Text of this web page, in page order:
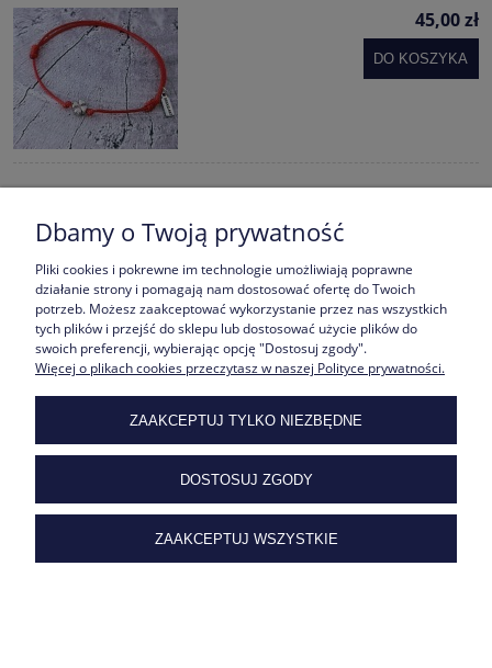
45,00 zł
DO KOSZYKA
Bransoletka Sznurkowa z Zawieszką KONICZYNKA na Szczęście
STAL Szlachetna
35,00 zł
Stalowa Bransoletka Linia Życia z Kuleczkami na Sznurku / 20
Kolorów
Dbamy o Twoją prywatność
Pliki cookies i pokrewne im technologie umożliwiają poprawne
działanie strony i pomagają nam dostosować ofertę do Twoich
potrzeb. Możesz zaakceptować wykorzystanie przez nas wszystkich
tych plików i przejść do sklepu lub dostosować użycie plików do
swoich preferencji, wybierając opcję "Dostosuj zgody".
Więcej o plikach cookies przeczytasz w naszej Polityce prywatności.
ZAAKCEPTUJ TYLKO NIEZBĘDNE
DOSTOSUJ ZGODY
ZAAKCEPTUJ WSZYSTKIE